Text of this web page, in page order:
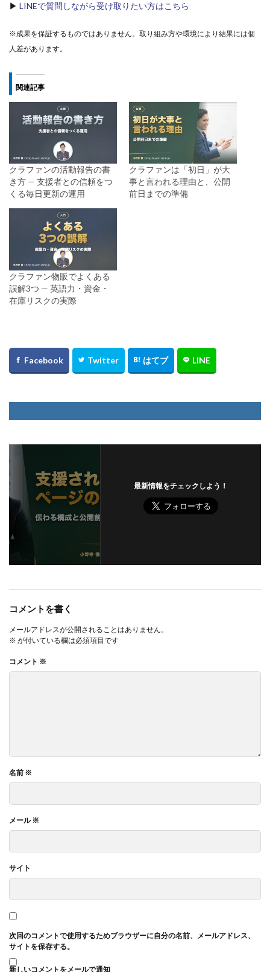
▶ LINEで質問しながら受け取りたい方はこちら
※成果を保証するものではありません。取り組み方や環境により結果には個
人差があります。
関連記事
クラファンの活動報告の書
き方 — 支援者との信頼をつ
くる毎日更新の運用
クラファンは「初日」が大
事と言われる理由と、公開
前日までの準備
クラファン物販でよくある
誤解3つ — 英語力・資金・
在庫リスクの実際
最新情報をチェックしよう！
コメントを書く
メールアドレスが公開されることはありません。
※ が付いている欄は必須項目です
コメント ※
名前 ※
メール※
サイト
次回のコメントで使用するためブラウザーに自分の名前、メールアドレス、
サイトを保存する。
新しいコメントをメールで通知